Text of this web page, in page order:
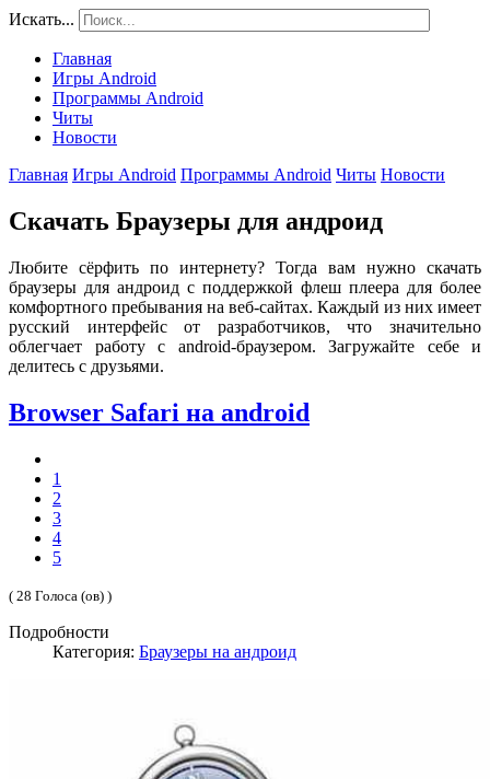
Искать...
Главная
Игры Android
Программы Android
Читы
Новости
Главная Игры Android Программы Android Читы Новости
Скачать Браузеры для андроид
Любите сёрфить по интернету? Тогда вам нужно скачать
браузеры для андроид с поддержкой флеш плеера для более
комфортного пребывания на веб-сайтах. Каждый из них имеет
русский интерфейс от разработчиков, что значительно
облегчает работу с android-браузером. Загружайте себе и
делитесь с друзьями.
Browser Safari на android
1
2
3
4
5
( 28 Голоса (ов) )
Подробности
Категория: Браузеры на андроид